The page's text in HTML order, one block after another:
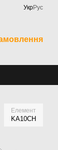
УкрРус
Елемент
KA10CH